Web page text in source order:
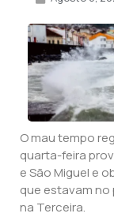
O mau tempo
quarta-feira
e São Miguel e
que estavam no
na Terceira.